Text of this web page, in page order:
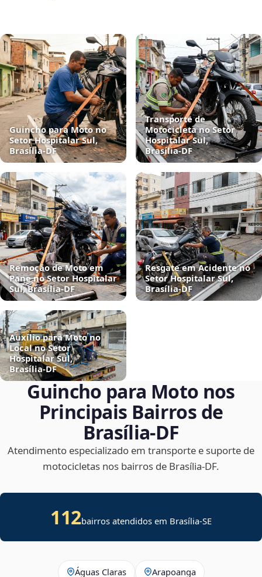
Guincho para Moto no
Setor Hospitalar Sul,
Brasília‑DF
Transporte de
Motocicleta no Setor
Hospitalar Sul,
Brasília‑DF
Remoção de Moto em
Pane no Setor Hospitalar
Sul, Brasília‑DF
Resgate em Acidente no
Setor Hospitalar Sul,
Brasília‑DF
Auxílio para Moto no
Local no Setor
Hospitalar Sul,
Brasília‑DF
Guincho para Moto nos
Principais Bairros de
Brasília‑DF
Atendimento especializado em transporte e suporte de
motocicletas nos bairros de Brasília‑DF.
112bairros atendidos em Brasília-SE
Águas Claras Arapoanga